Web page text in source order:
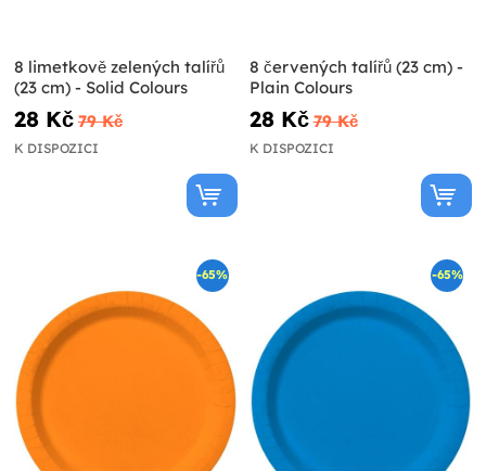
8 limetkově zelených talířů
(23 cm) - Solid Colours
28 Kč 79 Kč
K DISPOZICI
8 červených talířů (23 cm) -
Plain Colours
28 Kč 79 Kč
K DISPOZICI
-65% -65%